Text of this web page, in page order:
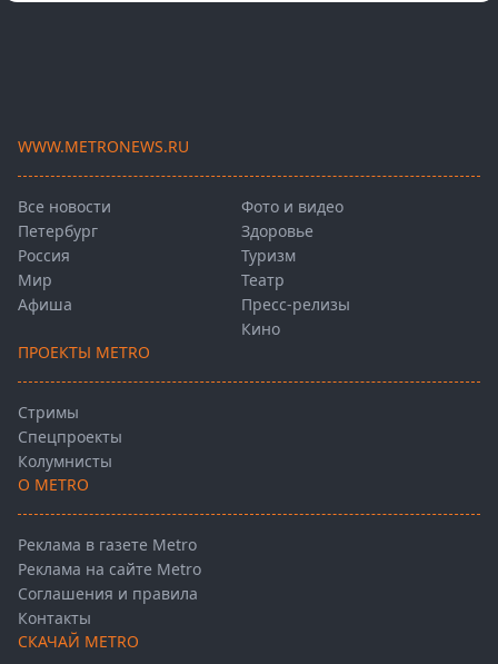
WWW.METRONEWS.RU
Все новости
Петербург
Россия
Мир
Афиша
Фото и видео
Здоровье
Туризм
Театр
Пресс-релизы
Кино
ПРОЕКТЫ METRO
Стримы
Спецпроекты
Колумнисты
О METRO
Реклама в газете Metro
Реклама на сайте Metro
Соглашения и правила
Контакты
СКАЧАЙ METRO